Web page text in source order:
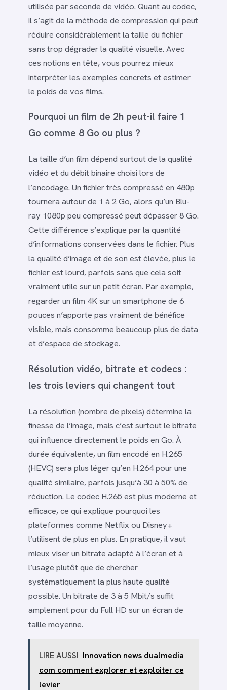
utilisée par seconde de vidéo. Quant au codec,
il s’agit de la méthode de compression qui peut
réduire considérablement la taille du fichier
sans trop dégrader la qualité visuelle. Avec
ces notions en tête, vous pourrez mieux
interpréter les exemples concrets et estimer
le poids de vos films.
Pourquoi un film de 2h peut-il faire 1
Go comme 8 Go ou plus ?
La taille d’un film dépend surtout de la qualité
vidéo et du débit binaire choisi lors de
l’encodage. Un fichier très compressé en 480p
tournera autour de 1 à 2 Go, alors qu’un Blu-
ray 1080p peu compressé peut dépasser 8 Go.
Cette différence s’explique par la quantité
d’informations conservées dans le fichier. Plus
la qualité d’image et de son est élevée, plus le
fichier est lourd, parfois sans que cela soit
vraiment utile sur un petit écran. Par exemple,
regarder un film 4K sur un smartphone de 6
pouces n’apporte pas vraiment de bénéfice
visible, mais consomme beaucoup plus de data
et d’espace de stockage.
Résolution vidéo, bitrate et codecs :
les trois leviers qui changent tout
La résolution (nombre de pixels) détermine la
finesse de l’image, mais c’est surtout le bitrate
qui influence directement le poids en Go. À
durée équivalente, un film encodé en H.265
(HEVC) sera plus léger qu’en H.264 pour une
qualité similaire, parfois jusqu’à 30 à 50% de
réduction. Le codec H.265 est plus moderne et
efficace, ce qui explique pourquoi les
plateformes comme Netflix ou Disney+
l’utilisent de plus en plus. En pratique, il vaut
mieux viser un bitrate adapté à l’écran et à
l’usage plutôt que de chercher
systématiquement la plus haute qualité
possible. Un bitrate de 3 à 5 Mbit/s suffit
amplement pour du Full HD sur un écran de
taille moyenne.
LIRE AUSSI Innovation news dualmedia
com comment explorer et exploiter ce
levier